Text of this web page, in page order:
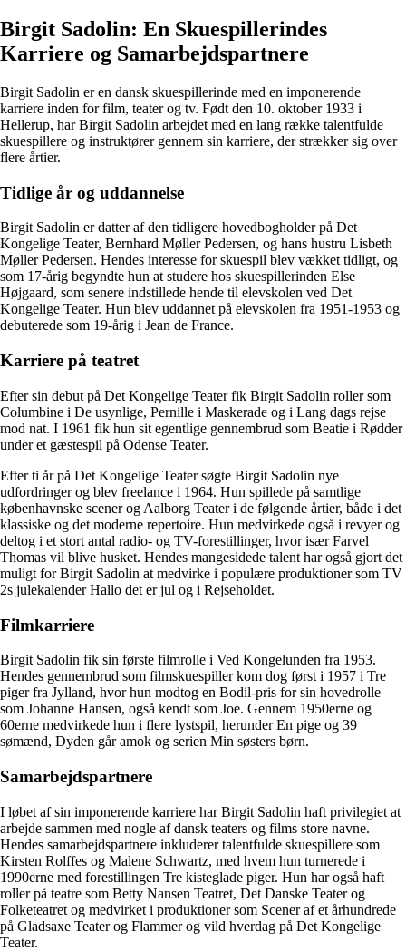
Birgit Sadolin: En Skuespillerindes
Karriere og Samarbejdspartnere
Birgit Sadolin er en dansk skuespillerinde med en imponerende
karriere inden for film, teater og tv. Født den 10. oktober 1933 i
Hellerup, har Birgit Sadolin arbejdet med en lang række talentfulde
skuespillere og instruktører gennem sin karriere, der strækker sig over
flere årtier.
Tidlige år og uddannelse
Birgit Sadolin er datter af den tidligere hovedbogholder på Det
Kongelige Teater, Bernhard Møller Pedersen, og hans hustru Lisbeth
Møller Pedersen. Hendes interesse for skuespil blev vækket tidligt, og
som 17-årig begyndte hun at studere hos skuespillerinden Else
Højgaard, som senere indstillede hende til elevskolen ved Det
Kongelige Teater. Hun blev uddannet på elevskolen fra 1951-1953 og
debuterede som 19-årig i Jean de France.
Karriere på teatret
Efter sin debut på Det Kongelige Teater fik Birgit Sadolin roller som
Columbine i De usynlige, Pernille i Maskerade og i Lang dags rejse
mod nat. I 1961 fik hun sit egentlige gennembrud som Beatie i Rødder
under et gæstespil på Odense Teater.
Efter ti år på Det Kongelige Teater søgte Birgit Sadolin nye
udfordringer og blev freelance i 1964. Hun spillede på samtlige
københavnske scener og Aalborg Teater i de følgende årtier, både i det
klassiske og det moderne repertoire. Hun medvirkede også i revyer og
deltog i et stort antal radio- og TV-forestillinger, hvor især Farvel
Thomas vil blive husket. Hendes mangesidede talent har også gjort det
muligt for Birgit Sadolin at medvirke i populære produktioner som TV
2s julekalender Hallo det er jul og i Rejseholdet.
Filmkarriere
Birgit Sadolin fik sin første filmrolle i Ved Kongelunden fra 1953.
Hendes gennembrud som filmskuespiller kom dog først i 1957 i Tre
piger fra Jylland, hvor hun modtog en Bodil-pris for sin hovedrolle
som Johanne Hansen, også kendt som Joe. Gennem 1950erne og
60erne medvirkede hun i flere lystspil, herunder En pige og 39
sømænd, Dyden går amok og serien Min søsters børn.
Samarbejdspartnere
I løbet af sin imponerende karriere har Birgit Sadolin haft privilegiet at
arbejde sammen med nogle af dansk teaters og films store navne.
Hendes samarbejdspartnere inkluderer talentfulde skuespillere som
Kirsten Rolffes og Malene Schwartz, med hvem hun turnerede i
1990erne med forestillingen Tre kisteglade piger. Hun har også haft
roller på teatre som Betty Nansen Teatret, Det Danske Teater og
Folketeatret og medvirket i produktioner som Scener af et århundrede
på Gladsaxe Teater og Flammer og vild hverdag på Det Kongelige
Teater.